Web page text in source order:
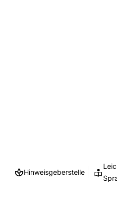
Hinweisgeberstelle